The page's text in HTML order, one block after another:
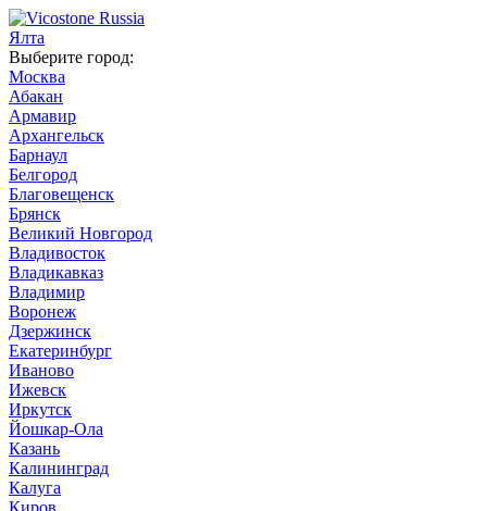
Ялта
Выберите город:
Москва
Абакан
Армавир
Архангельск
Барнаул
Белгород
Благовещенск
Брянск
Великий Новгород
Владивосток
Владикавказ
Владимир
Воронеж
Дзержинск
Екатеринбург
Иваново
Ижевск
Иркутск
Йошкар-Ола
Казань
Калининград
Калуга
Киров